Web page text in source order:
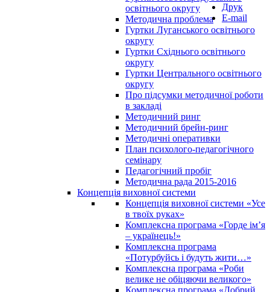
освітнього округу
Методична проблема
Гуртки Луганського освітнього
округу
Гуртки Східнього освітнього
округу
Гуртки Центрального освітнього
округу
Про підсумки методичної роботи
в закладі
Методичний ринг
Методичний брейн-ринг
Методичні оперативки
План психолого-педагогічного
семінару
Педагогічний пробіг
Методична рада 2015-2016
Концепція виховної системи
Концепція виховної системи «Усе
в твоїх руках»
Комплексна програма «Горде ім’я
– українець!»
Комплексна програма
«Потурбуйсь і будуть жити…»
Комплексна програма «Роби
велике не обіцяючи великого»
Комплексна програма «Добрий
Друк
E-mail